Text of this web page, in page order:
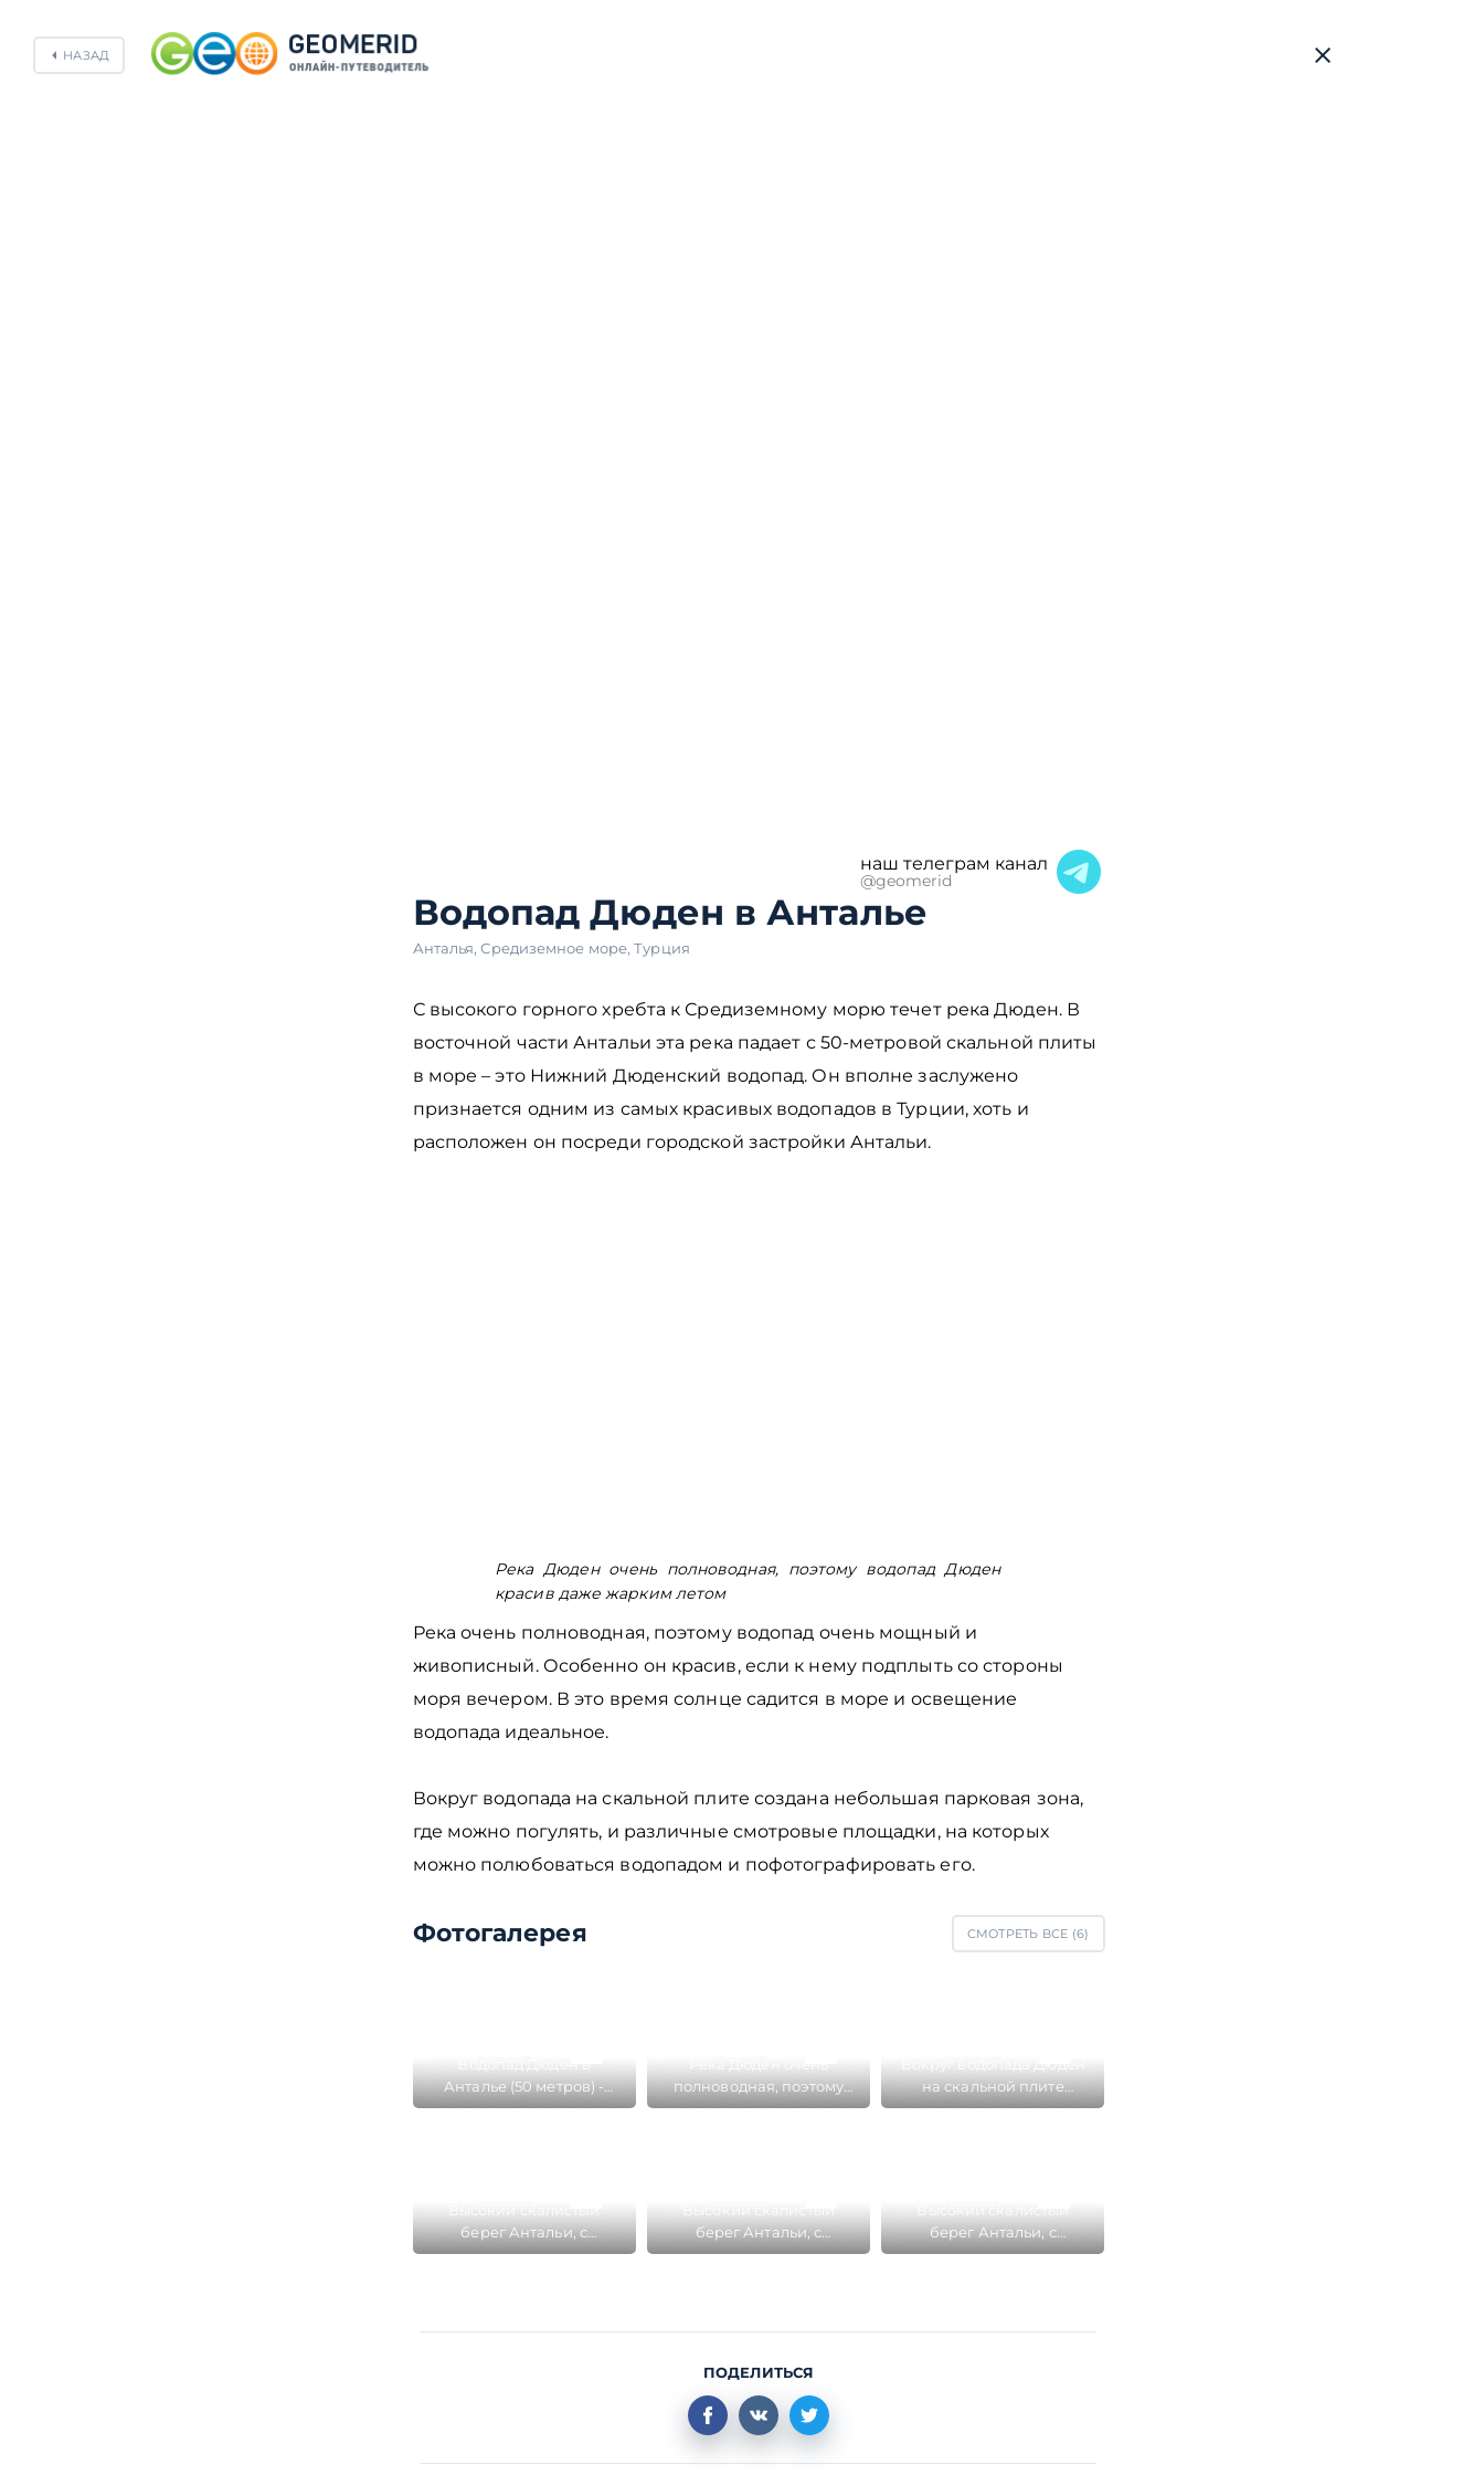
НАЗАД
наш телеграм канал
@geomerid
Водопад Дюден в Анталье
Анталья,Средиземное море,Турция
С высокого горного хребта к Средиземному морю течет река Дюден. В
восточной части Антальи эта река падает с 50-метровой скальной плиты
в море – это Нижний Дюденский водопад. Он вполне заслужено
признается одним из самых красивых водопадов в Турции, хоть и
расположен он посреди городской застройки Антальи.
Река Дюден очень полноводная, поэтому водопад Дюден
красив даже жарким летом
Река очень полноводная, поэтому водопад очень мощный и
живописный. Особенно он красив, если к нему подплыть со стороны
моря вечером. В это время солнце садится в море и освещение
водопада идеальное.
Вокруг водопада на скальной плите создана небольшая парковая зона,
где можно погулять, и различные смотровые площадки, на которых
можно полюбоваться водопадом и пофотографировать его.
Фотогалерея СМОТРЕТЬ ВСЕ (6)
Анталье (50 метров) -
один из самых
полноводная, поэтому
водопад Дюден красив
на скальной плите
создана небольшая
берег Антальи, с
которого падает
берег Антальи, с
которого падает
берег Антальи, с
которого падает
ПОДЕЛИТЬСЯ